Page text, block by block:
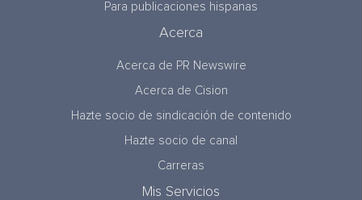
Para publicaciones hispanas
Acerca
Acerca de PR Newswire
Acerca de Cision
Hazte socio de sindicación de contenido
Hazte socio de canal
Carreras
Mis Servicios